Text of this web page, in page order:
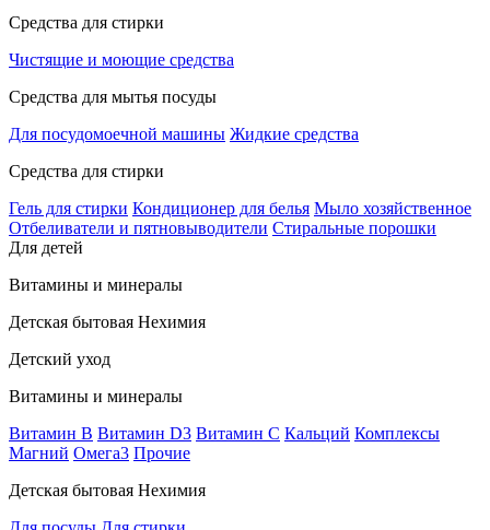
Средства для стирки
Чистящие и моющие средства
Средства для мытья посуды
Для посудомоечной машины Жидкие средства
Средства для стирки
Гель для стирки Кондиционер для белья Мыло хозяйственное
Отбеливатели и пятновыводители Стиральные порошки
Для детей
Витамины и минералы
Детская бытовая Нехимия
Детский уход
Витамины и минералы
Витамин В Витамин D3 Витамин С Кальций Комплексы
Магний Омега3 Прочие
Детская бытовая Нехимия